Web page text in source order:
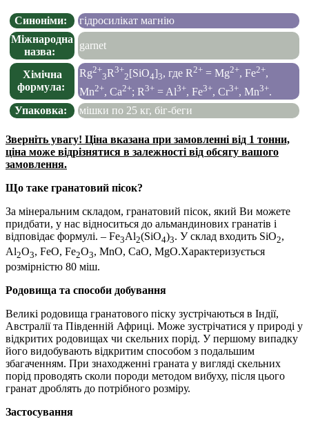
Синоніми:
гідросилікат магнію
Міжнародна
назва:
garnet
Хімічна
формула:
Rg2+
3R3+
2[SiО4]3, где R 2+ = Mg2+, Fe2+,
Mn2+, Ca2+; R3+ = Al3+, Fe3+, Cr3+, Mn3+.
Упаковка:
мішки по 25 кг, біг-беги
Зверніть увагу! Ціна вказана при замовленні від 1 тонни,
ціна може відрізнятися в залежності від обсягу вашого
замовлення.
Що таке гранатовий пісок?
За мінеральним складом, гранатовий пісок, який Ви можете
придбати, у нас відноситься до альмандинових гранатів і
відповідає формулі. – Fe3Al2(SiO4)3. У склад входить SiO2,
Al2O3, FeO, Fe2O3, MnO, CaO, MgO.Характеризується
розмірністю 80 міш.
Родовища та способи добування
Великі родовища гранатового піску зустрічаються в Індії,
Австралії та Південній Африці. Може зустрічатися у природі у
відкритих родовищах чи скельних порід. У першому випадку
його видобувають відкритим способом з подальшим
збагаченням. При знаходженні граната у вигляді скельних
порід проводять сколи породи методом вибуху, після цього
гранат дроблять до потрібного розміру.
Застосування